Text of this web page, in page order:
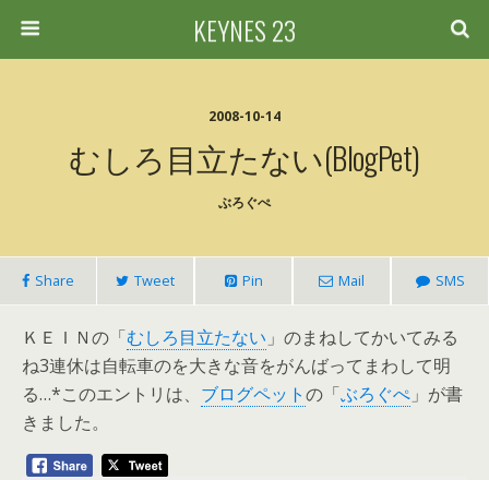
KEYNES 23
2008-10-14
むしろ目立たない(BlogPet)
ぶろぐぺ
Share Tweet Pin Mail SMS
ＫＥＩＮの「むしろ目立たない 」のまねしてかいてみる
ね3連休は自転車のを大きな音をがんばってまわして明
る…*このエントリは、 ブログペットの「ぶろぐぺ 」が書
きました。